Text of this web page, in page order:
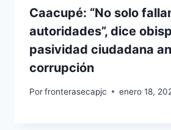
Caacupé: “No solo
autoridades”, dice
pasividad ciudadana
corrupción
Porfronterasecapjc enero 18,